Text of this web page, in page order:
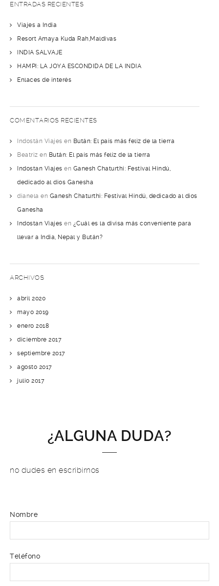
ENTRADAS RECIENTES
Viajes a India
Resort Amaya Kuda Rah,Maldivas
INDIA SALVAJE
HAMPI: LA JOYA ESCONDIDA DE LA INDIA
Enlaces de interés
COMENTARIOS RECIENTES
Indostán Viajes en Bután: El país más feliz de la tierra
Beatriz en Bután: El país más feliz de la tierra
Indostan Viajes en Ganesh Chaturthi: Festival Hindú,
dedicado al dios Ganesha
dianela en Ganesh Chaturthi: Festival Hindú, dedicado al dios
Ganesha
Indostan Viajes en ¿Cuál es la divisa más conveniente para
llevar a India, Nepal y Bután?
ARCHIVOS
abril 2020
mayo 2019
enero 2018
diciembre 2017
septiembre 2017
agosto 2017
julio 2017
¿ALGUNA DUDA?
no dudes en escribirnos
Nombre
Teléfono